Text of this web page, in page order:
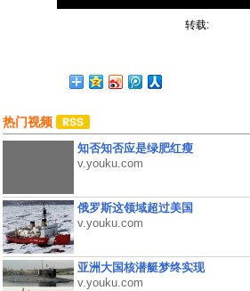
转载:
热门视频
知否知否应是绿肥红瘦
v.youku.com
俄罗斯这领域超过美国
v.youku.com
亚洲大国核潜艇梦终实现
v.youku.com